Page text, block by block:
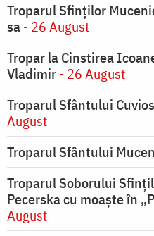
Troparul Sfinţilor
sa- 26 August
Tropar la Cinstirea
Vladimir- 26 August
Troparul Sfântului
August
Troparul Sfântului
Troparul Soborului
Pecerska cu moaște în
August